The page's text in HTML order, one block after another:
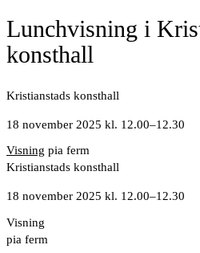
Lunchvisning i
konsthall
Kristianstads konsthall
18 november 2025 kl. 12.00–12.30
Visning pia ferm
Kristianstads konsthall
18 november 2025 kl. 12.00–12.30
Visning
pia ferm